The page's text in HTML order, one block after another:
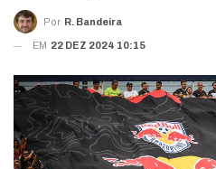
Por R. Bandeira
EM 22 DEZ 2024 10:15